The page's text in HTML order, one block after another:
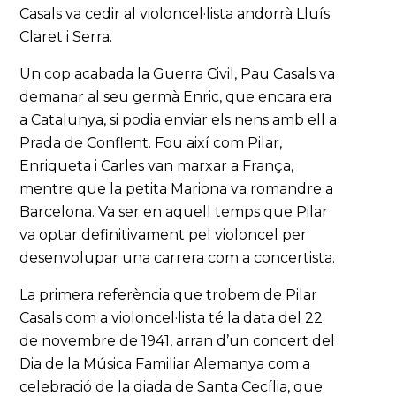
Casals va cedir al violoncel·lista andorrà Lluís
Claret i Serra.
Un cop acabada la Guerra Civil, Pau Casals va
demanar al seu germà Enric, que encara era
a Catalunya, si podia enviar els nens amb ell a
Prada de Conflent. Fou així com Pilar,
Enriqueta i Carles van marxar a França,
mentre que la petita Mariona va romandre a
Barcelona. Va ser en aquell temps que Pilar
va optar definitivament pel violoncel per
desenvolupar una carrera com a concertista.
La primera referència que trobem de Pilar
Casals com a violoncel·lista té la data del 22
de novembre de 1941, arran d’un concert del
Dia de la Música Familiar Alemanya com a
celebració de la diada de Santa Cecília, que